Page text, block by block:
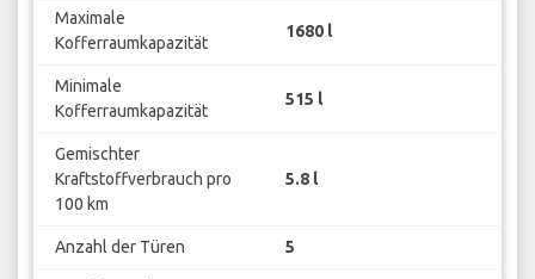
Maximale
Kofferraumkapazität
1680 l
Minimale
Kofferraumkapazität
515 l
Gemischter
Kraftstoffverbrauch pro
100 km
5.8 l
Anzahl der Türen 5